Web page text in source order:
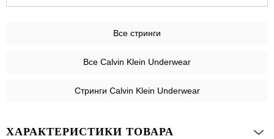
Все стринги
Все Calvin Klein Underwear
Стринги Calvin Klein Underwear
ХАРАКТЕРИСТИКИ ТОВАРА